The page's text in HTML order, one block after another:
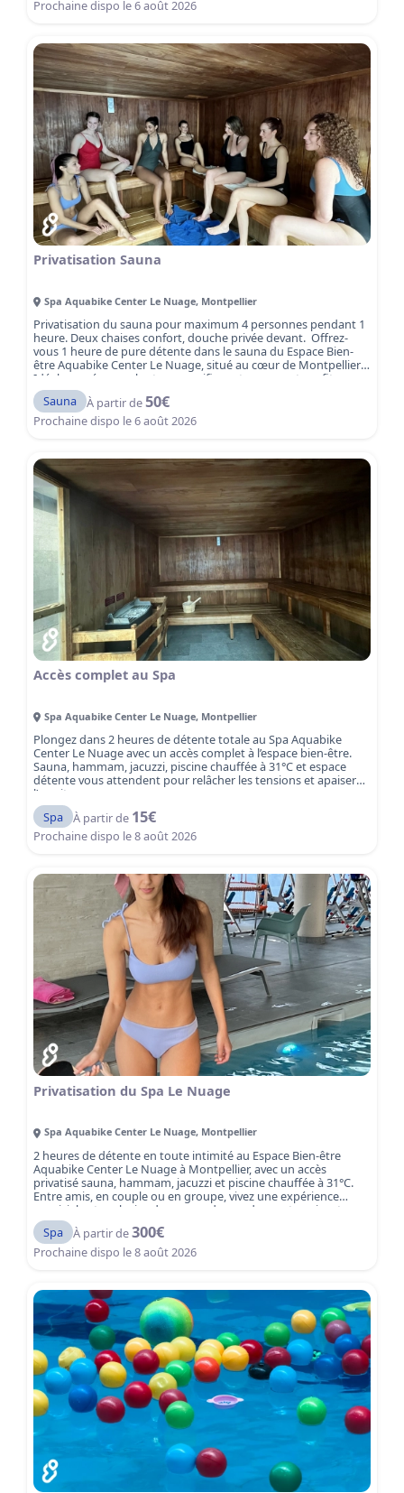
de détente à Montpellier.
Prochaine dispo le6 août 2026
Privatisation Sauna
Spa Aquabike Center Le Nuage, Montpellier
Privatisation du sauna pour maximum 4 personnes pendant 1
heure. Deux chaises confort, douche privée devant. Offrez-
vous 1 heure de pure détente dans le sauna du Espace Bien-
être Aquabike Center Le Nuage, situé au cœur de Montpellier.
Idéal pour évacuer le stress, purifier votre corps et profiter
d’un moment de relaxation intense, le sauna vous plonge dans
une atmosphère apaisante et revitalisante.
une activité parfaite pour compléter votre expérience bien-
être, après une séance de sport, une journée chargée ou
favorise la circulation sanguine, détend les muscles et aide à
éliminer les toxines, tout en offrant un moment de bien-être et
de ressourcement. Réservez dès maintenant votre séance
sauna et plongez dans une heure de sérénité et de détente à
Montpellier.
Sauna À partir de50€
Prochaine dispo le6 août 2026
Accès complet au Spa
Spa Aquabike Center Le Nuage, Montpellier
Plongez dans 2 heures de détente totale au Spa Aquabike
Center Le Nuage avec un accès complet à l’espace bien-être.
Sauna, hammam, jacuzzi, piscine chauffée à 31°C et espace
détente vous attendent pour relâcher les tensions et apaiser
l’esprit.
Spa
À partir de 15€
Prochaine dispo le8 août 2026
Privatisation du Spa Le Nuage
Spa Aquabike Center Le Nuage, Montpellier
2 heures de détente en toute intimité au Espace Bien-être
Aquabike Center Le Nuage à Montpellier, avec un accès
privatisé sauna, hammam, jacuzzi et piscine chauffée à 31°C.
Entre amis, en couple ou en groupe, vivez une expérience
conviviale et exclusive dans un cadre moderne et apaisant.
Spa
À partir de300€
Prochaine dispo le8 août 2026